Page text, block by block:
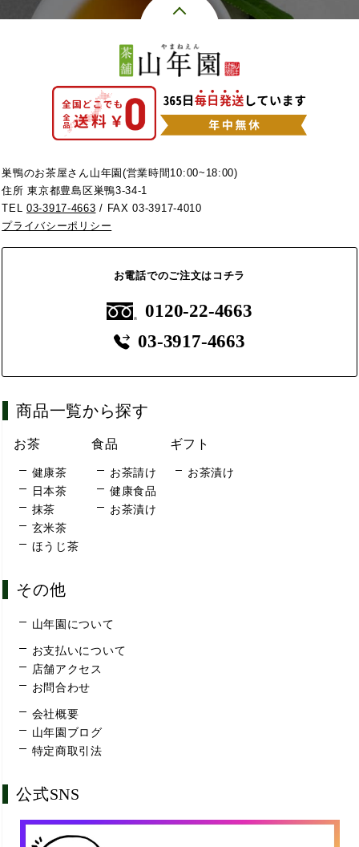
巣鴨のお茶屋さん山年園(営業時間10:00~18:00)
住所 東京都豊島区巣鴨3-34-1
TEL03-3917-4663 / FAX 03-3917-4010
プライバシーポリシー
お電話でのご注文はコチラ
0120-22-4663
03-3917-4663
商品一覧から探す
お茶
健康茶
日本茶
抹茶
玄米茶
ほうじ茶
食品
お茶請け
健康食品
お茶漬け
ギフト
お茶漬け
その他
山年園について
お支払いについて
店舗アクセス
お問合わせ
会社概要
山年園ブログ
特定商取引法
公式SNS